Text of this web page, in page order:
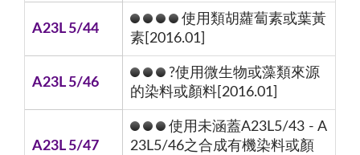
A23L 5/44
使用類胡蘿蔔素或葉黃
素[2016.01]
A23L 5/46
?使用微生物或藻類來源
的染料或顏料[2016.01]
A23L 5/47
使用未涵蓋A23L5/43 - A
23L5/46之合成有機染料或顏